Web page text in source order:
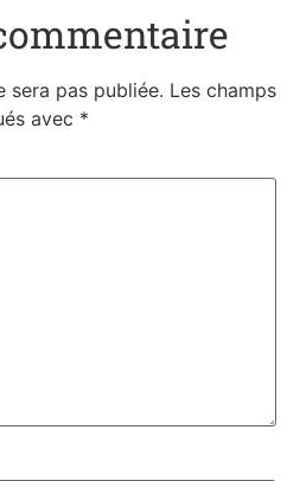
sera pas publiée. Les champs
avec *